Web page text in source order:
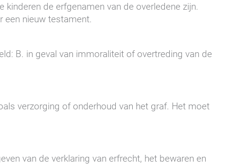
de erfgenamen van de overledene zijn.
een nieuw testament.
B. in geval van immoraliteit of overtreding van de
verzorging of onderhoud van het graf. Het moet
van de verklaring van erfrecht, het bewaren en